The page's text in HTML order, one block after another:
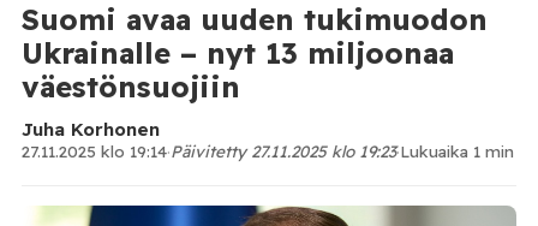
Suomi avaa uuden tukimuodon
Ukrainalle – nyt 13 miljoonaa
väestönsuojiin
Juha Korhonen
27.11.2025 klo 19:14·Päivitetty 27.11.2025 klo 19:23·Lukuaika 1 min